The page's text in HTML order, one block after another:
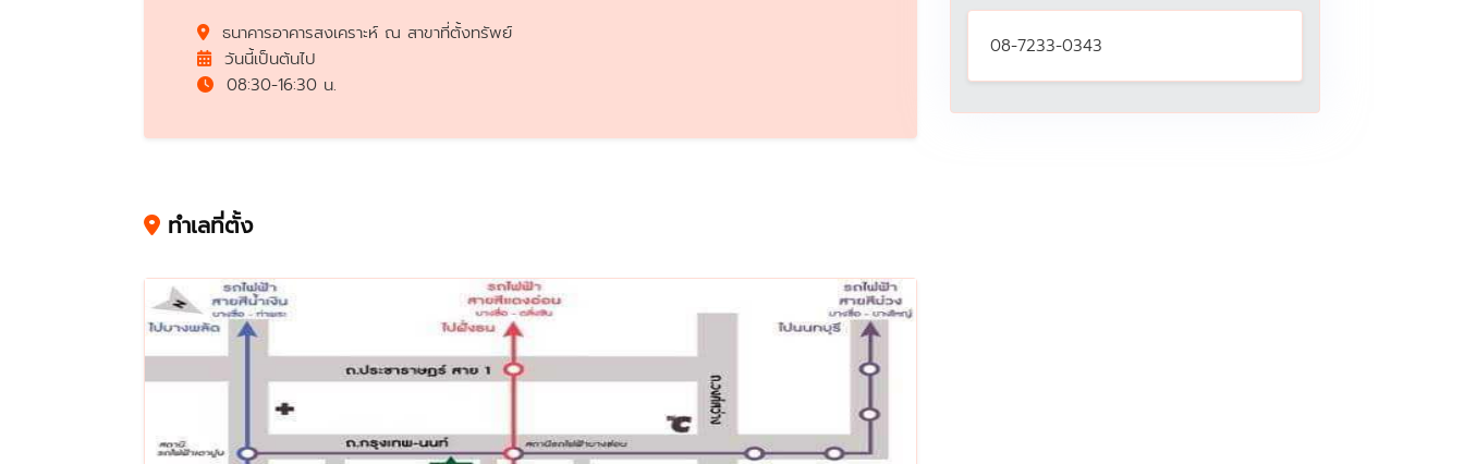
ธนาคารอาคารสงเคราะห์ ณ สาขาที่ตั้งทรัพย์
วันนี้เป็นต้นไป
08:30-16:30 น.
ทำเลที่ตั้ง
08-7233-0343